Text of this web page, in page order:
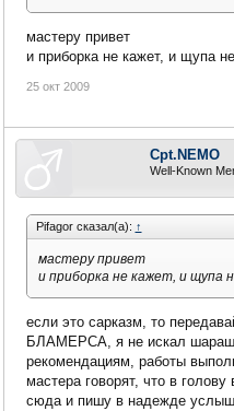
мастеру привет
и приборка не кажет, и щупа
25 окт 2009
Cpt.NEMO
Well-Known
Pifagor сказал(а): ↑
мастеру привет
и приборка не кажет, и щупа
если это сарказм, то
БЛАМЕРСА, я не искал
рекомендациям, работы
мастера говорят, что в
сюда и пишу в надежде